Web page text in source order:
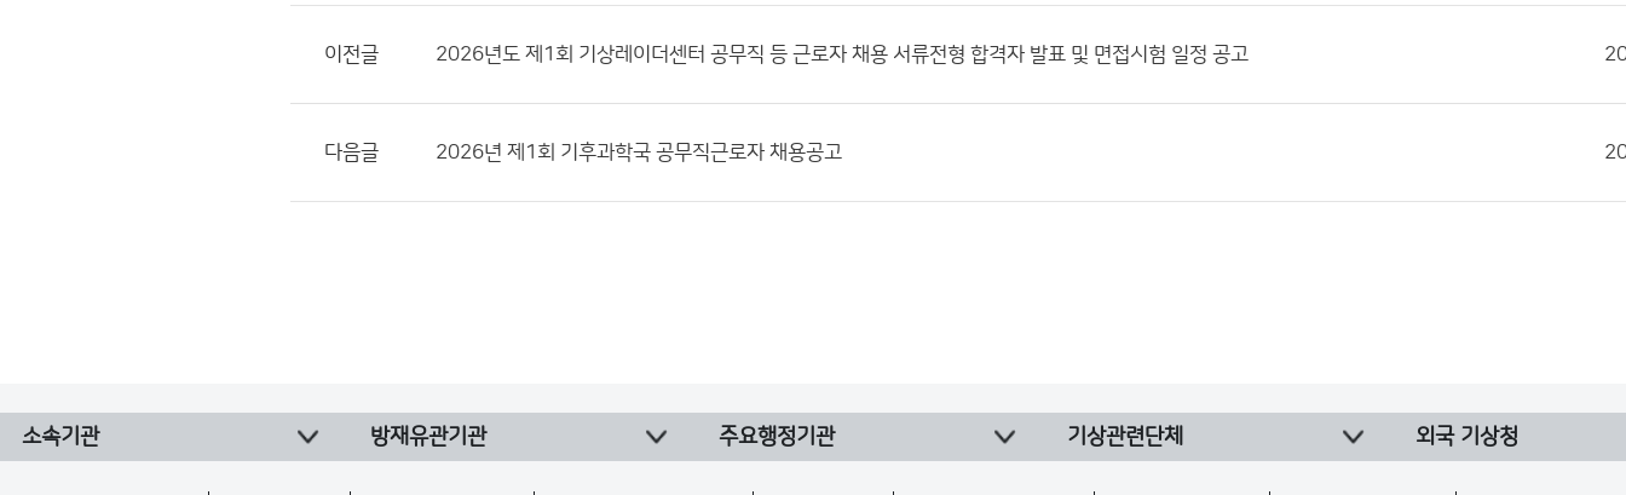
이전글 2026년도 제1회 기상레이더센터 공무직 등 근로자 채용 서류전형 합격자 발표 및 면접시험 일정 공고
다음글 2026년 제1회 기후과학국 공무직근로자 채용공고
소속기관 방재유관기관 주요행정기관 기상관련단체 외국 기상청